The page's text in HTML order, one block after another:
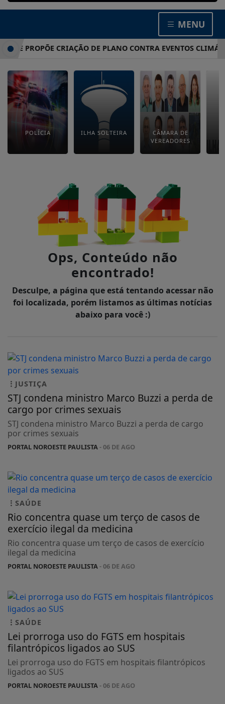
MENU
PROPÕE CRIAÇÃO DE PLANO CONTRA EVENTOS
POLÍCIA ILHA SOLTEIRA
CÂMARA DE
VEREADORES
Ops, Conteúdo não
encontrado!
Desculpe, a página que está tentando acessar não
foi localizada, porém listamos as últimas notícias
abaixo para você :)
JUSTIÇA
STJ condena ministro Marco Buzzi a perda de
cargo por crimes sexuais
STJ condena ministro Marco Buzzi a perda de cargo
por crimes sexuais
PORTAL NOROESTE PAULISTA- 06 DE AGO
SAÚDE
Rio concentra quase um terço de casos de
exercício ilegal da medicina
Rio concentra quase um terço de casos de exercício
ilegal da medicina
PORTAL NOROESTE PAULISTA- 06 DE AGO
SAÚDE
Lei prorroga uso do FGTS em hospitais
filantrópicos ligados ao SUS
Lei prorroga uso do FGTS em hospitais filantrópicos
ligados ao SUS
PORTAL NOROESTE PAULISTA- 06 DE AGO